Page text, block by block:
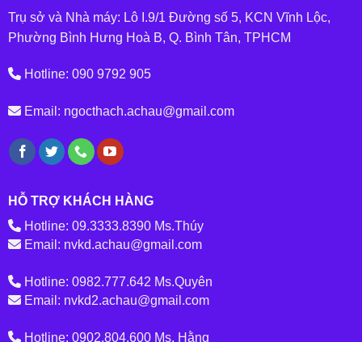
Trụ sở và Nhà máy: Lô I.9/1 Đường số 5, KCN Vĩnh Lộc,
Phường Bình Hưng Hoà B, Q. Bình Tân, TPHCM
Hotline: 090 9792 905
Email: ngocthach.achau@gmail.com
HỖ TRỢ KHÁCH HÀNG
Hotline: 09.3333.8390 Ms.Thúy
Email: nvkd.achau@gmail.com
Hotline: 0982.777.642 Ms.Quyên
Email: nvkd2.achau@gmail.com
Hotline: 0902.804.600 Ms. Hằng